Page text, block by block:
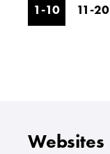
1-10 11-20
Websites